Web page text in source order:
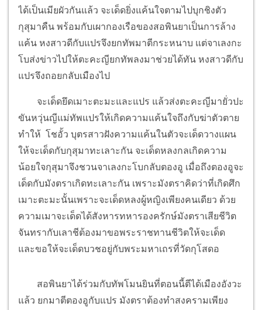
ได้เป็นเมียผัวกันแล้ว จะเด็ดยิ่งแค้นใจตามไปบุกชิงตัว
กุสุมาคืน พร้อมกับเผากองเรือของสอพินยาเป็นการล้าง
แค้น หงสาวดีกับแปรจึงยกทัพมาตีกระหนาบ แต่จาเลงกะ
โบส่งข่าวไปให้ตะคะญียกทัพลงมาช่วยได้ทัน หงสาวดีกับ
แปรจึงถอยกลับเมืองไป
จะเด็ดยึดเมาะตะมะและแปร แล้วส่งตะคะญีมายั่วปะ
ขันหวุ่นญีแม่ทัพแปรให้เกิดความแค้นใจถึงกับฆ่าตัวตาย
ทำให้ โชอั้ว บุตรสาวฝังความแค้นในตัวจะเด็ดวางแผน
ให้จะเด็ดกับกุสุมาทะเลาะกัน จะเด็ดหลงกลเกิดความ
น้อยใจกุสุมาจึงชวนจาเลงกะโบกลับตองอู เมื่อถึงตองอูจะ
เด็ดกับมังตราเกิดทะเลาะกัน เพราะมังตราคิดว่าที่เกิดศึก
เมาะตะมะนั้นเพราะจะเด็ดหลงผู้หญิงเพียงคนเดียว ด้วย
ความเมาจะเด็ดได้สังหารทหารองครักษ์มังตราเสียชีวิต
จันทรากับเลาชีต้องมาขอพระราชทานชีวิตให้จะเด็ด
และขอให้จะเด็ดบวชอยู่กับพระมหาเถรที่วัดกุโสดอ
สอพินยาได้ร่วมกับทัพโมนยินที่ตอนนี้ตีได้เมืองอังวะ
แล้ว ยกมาตีตองอูกับแปร มังตราต้องทำสงครามเพียง